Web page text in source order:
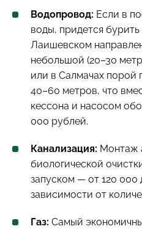
Водопровод: Если в
воды, придется
Лаишевском
небольшой (20–30
или в Салмачах порой
40–60 метров, что
кессона и насосом
000 рублей.
Канализация: Монтаж
биологической
запуском — от 120 000
зависимости от
Газ: Самый